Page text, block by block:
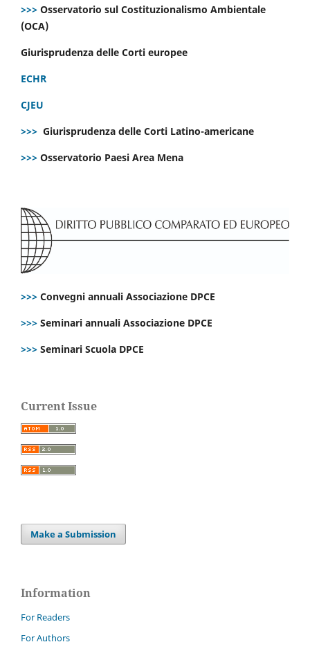
>>> Osservatorio sul Costituzionalismo Ambientale
(OCA)
Giurisprudenza delle Corti europee
ECHR
CJEU
>>> Giurisprudenza delle Corti Latino-americane
>>> Osservatorio Paesi Area Mena
>>> Convegni annuali Associazione DPCE
>>> Seminari annuali Associazione DPCE
>>> Seminari Scuola DPCE
Current Issue
Make a Submission
Information
For Readers
For Authors